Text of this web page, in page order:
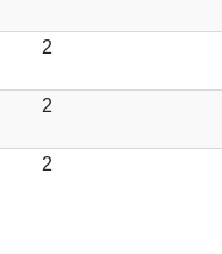
2
2
2